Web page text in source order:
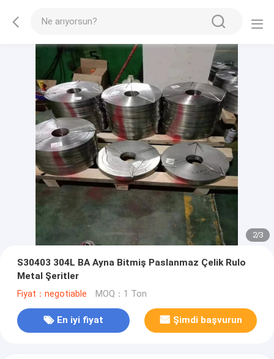
2/3
S30403 304L BA Ayna Bitmiş Paslanmaz Çelik Rulo
Metal Şeritler
Fiyat：negotiable MOQ：1 Ton
En iyi fiyat Şimdi başvurun